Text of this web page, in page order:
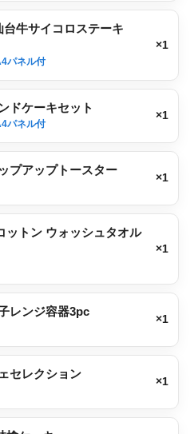
牛サイコロステーキ
パネル付
×1
ドケーキセット
パネル付
×1
プアップトースター
×1
ットン ウォッシュタオル
×1
レンジ容器3pc
×1
セレクション
×1